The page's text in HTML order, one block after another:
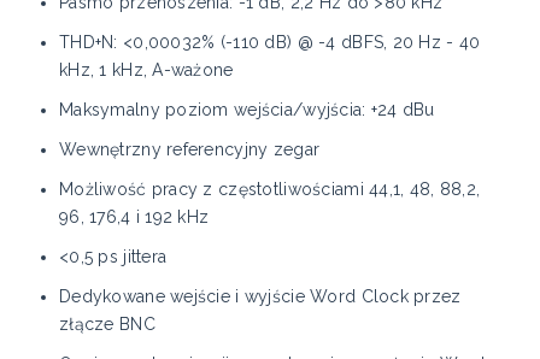
THD+N: <0,00032% (-110 dB) @ -4 dBFS, 20 Hz - 40
kHz, 1 kHz, A-ważone
Maksymalny poziom wejścia/wyjścia: +24 dBu
Wewnętrzny referencyjny zegar
Możliwość pracy z częstotliwościami 44,1, 48, 88,2,
96, 176,4 i 192 kHz
<0,5 ps jittera
Dedykowane wejście i wyjście Word Clock przez
złącze BNC